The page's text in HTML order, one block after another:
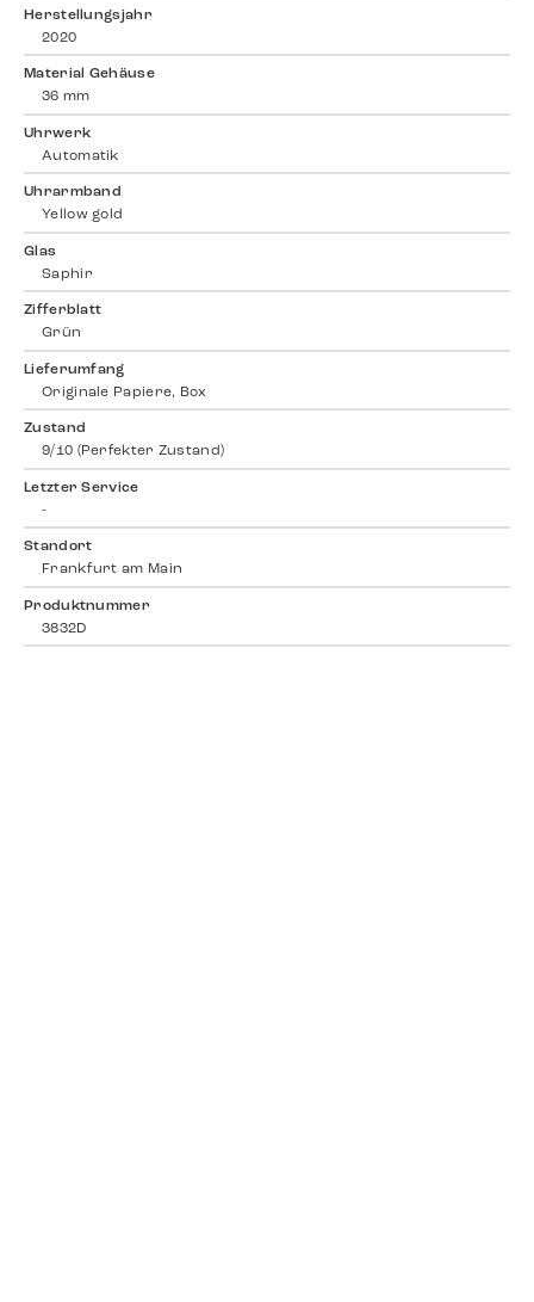
Herstellungsjahr
2020
Material Gehäuse
36 mm
Uhrwerk
Automatik
Uhrarmband
Yellow gold
Glas
Saphir
Zifferblatt
Grün
Lieferumfang
Originale Papiere, Box
Zustand
9/10 (Perfekter Zustand)
Letzter Service
-
Standort
Frankfurt am Main
Produktnummer
3832D